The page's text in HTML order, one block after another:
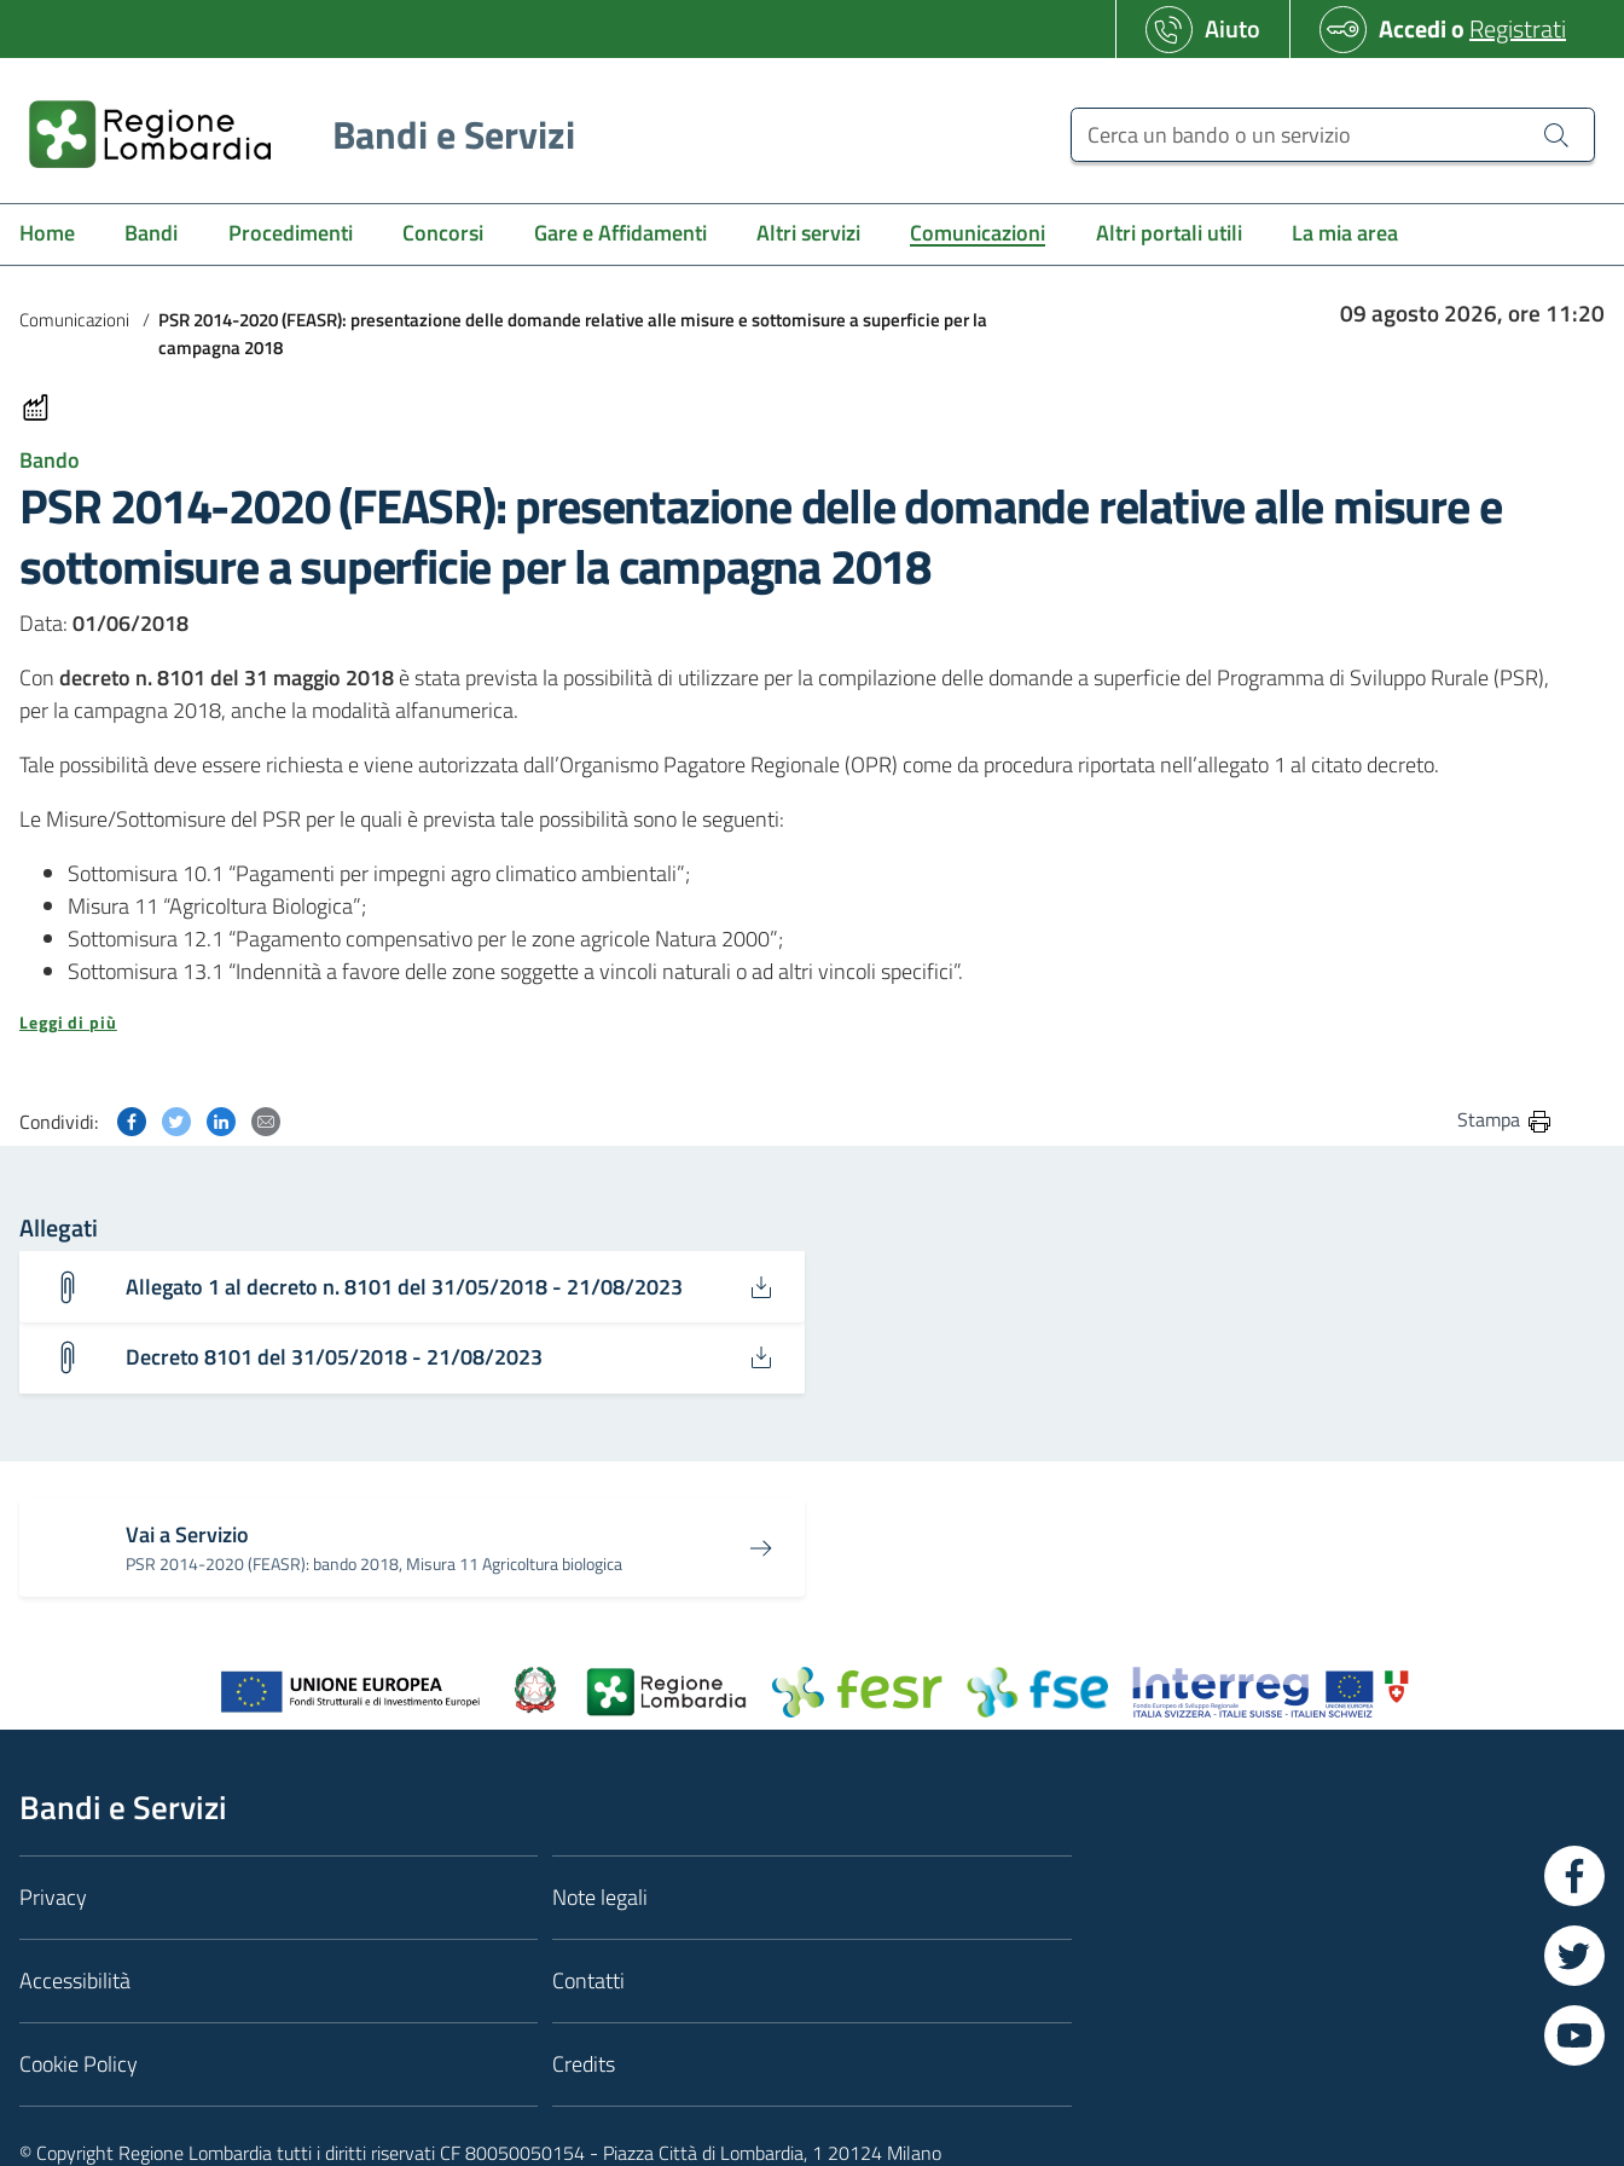
Aiuto AccedioRegistrati
Bandi e Servizi Cerca un bando o un servizio
Home Bandi Procedimenti Concorsi Gare e Affidamenti Altri servizi Comunicazioni Altri portali utili La mia area
Comunicazioni / PSR 2014-2020 (FEASR): presentazione delle domande relative alle misure e sottomisure a superficie per la
campagna 2018
09 agosto 2026, ore 11:20
Bando
PSR 2014-2020 (FEASR): presentazione delle domande relative alle misure e
sottomisure a superficie per la campagna 2018
Data:01/06/2018
Condecreto n. 8101 del 31 maggio 2018è stata prevista la possibilità di utilizzare per la compilazione delle domande a superficie del Programma di Sviluppo Rurale (PSR),
per la campagna 2018, anche la modalità alfanumerica.
Tale possibilità deve essere richiesta e viene autorizzata dall’Organismo Pagatore Regionale (OPR) come da procedura riportata nell’allegato 1 al citato decreto.
Le Misure/Sottomisure del PSR per le quali è prevista tale possibilità sono le seguenti:
Sottomisura 10.1 “Pagamenti per impegni agro climatico ambientali”;
Misura 11 “Agricoltura Biologica”;
Sottomisura 12.1 “Pagamento compensativo per le zone agricole Natura 2000”;
Sottomisura 13.1 “Indennità a favore delle zone soggette a vincoli naturali o ad altri vincoli specifici”.
Leggi di più
Condividi: Condividi questa pagina su Facebook
Condividi questa pagina su Twitter
Condividi questa pagina su Linkedin Stampa
Allegati
Allegato 1 al decreto n. 8101 del 31/05/2018 - 21/08/2023
Decreto 8101 del 31/05/2018 - 21/08/2023
Vai a Servizio
PSR 2014-2020 (FEASR): bando 2018, Misura 11 Agricoltura biologica
Bandi e Servizi
Privacy
Accessibilità
Cookie Policy
Note legali
Contatti
Credits
© Copyright Regione Lombardia tutti i diritti riservati CF 80050050154 - Piazza Città di Lombardia, 1 20124 Milano